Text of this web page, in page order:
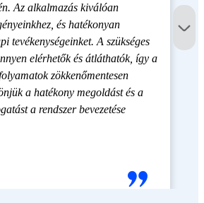
Az alkalmazás kiválóan
és hatékonyan
tevékenységeinket. A szükséges
elérhetők és átláthatók, így a
zökkenőmentesen
a hatékony megoldást és a
a rendszer bevezetése